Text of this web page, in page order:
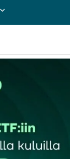
kirjautua